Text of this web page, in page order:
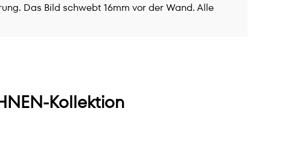
Das Bild schwebt 16mm vor der Wand. Alle
Kollektion